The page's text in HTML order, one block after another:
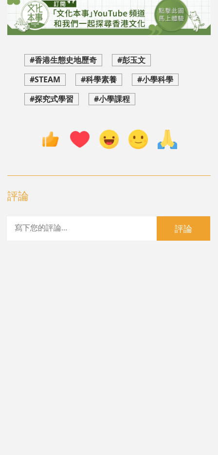
#香港生態史地歷奇
#彭玉文
#STEAM
#科學素養
#小學科學
#探究式學習
#小學課程
評論
評論